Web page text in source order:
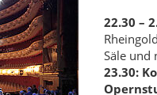
22.30 –
Säle und
23.30: